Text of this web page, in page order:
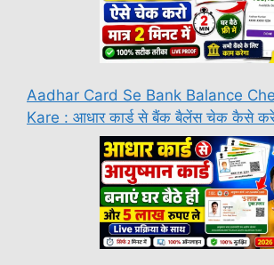
Aadhar Card Se Bank Balance
Kare : आधार कार्ड से बैंक बैलेंस चेक कैसे